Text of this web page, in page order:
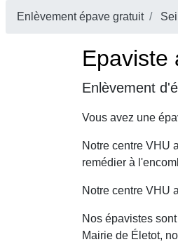
Enlèvement épave gratuit
Epaviste
Enlèvement
Vous avez une
Notre centre VHU
remédier à
Notre centre VHU
Nos épavistes
Mairie de Életot,